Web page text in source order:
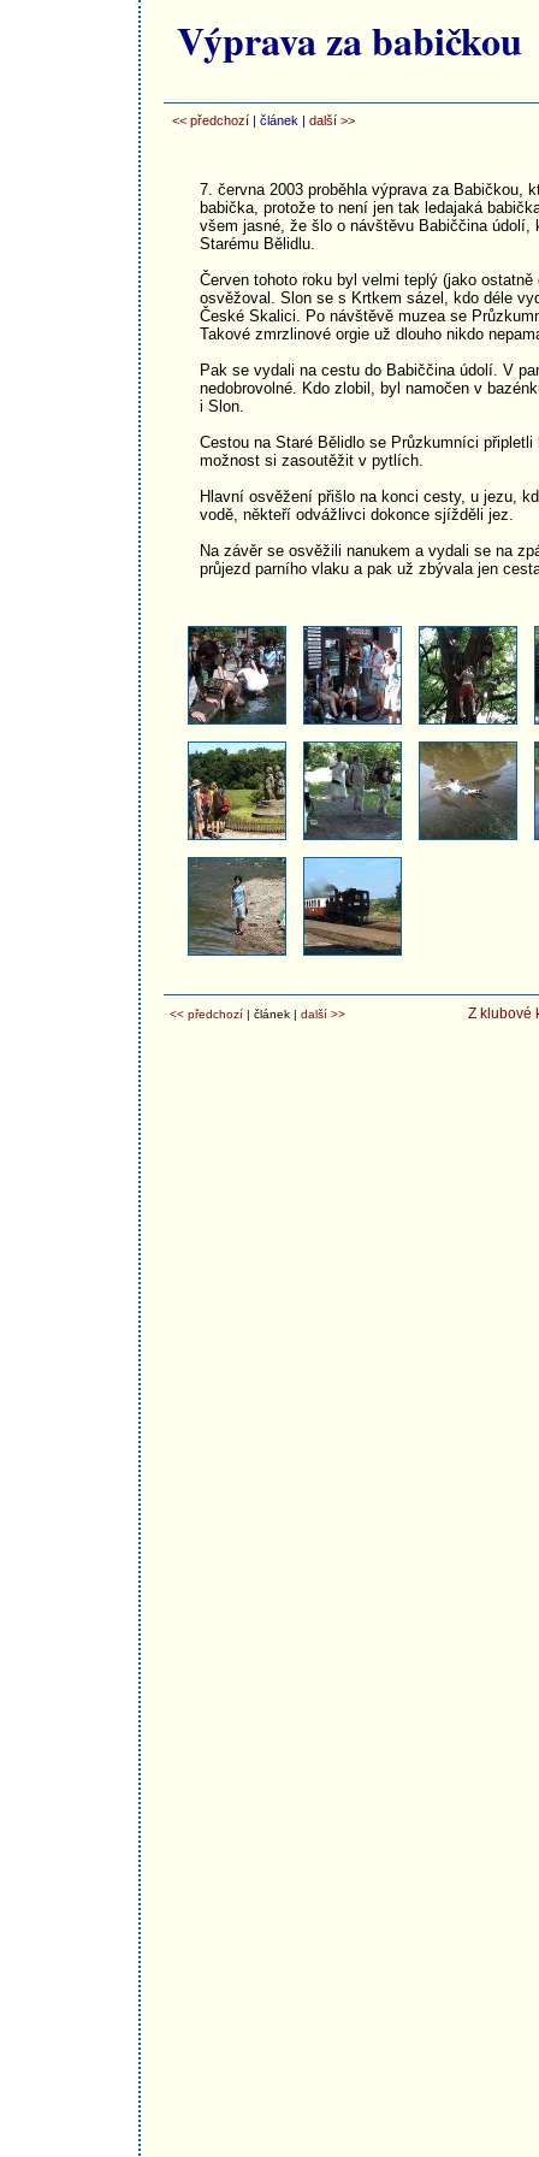
Výprava za babičkou
<< předchozí| článek | další >>
7. června 2003 proběhla výprava za Babičkou,
babička, protože to není jen tak ledajaká
všem jasné, že šlo o návštěvu Babiččina
Starému Bělidlu.
Červen tohoto roku byl velmi teplý (jako
osvěžoval. Slon se s Krtkem sázel, kdo déle
České Skalici. Po návštěvě muzea se
Takové zmrzlinové orgie už dlouho nikdo
Pak se vydali na cestu do Babiččina údolí. V
nedobrovolné. Kdo zlobil, byl namočen v
i Slon.
Cestou na Staré Bělidlo se Průzkumníci
možnost si zasoutěžit v pytlích.
Hlavní osvěžení přišlo na konci cesty, u jezu,
vodě, někteří odvážlivci dokonce sjížděli jez.
Na závěr se osvěžili nanukem a vydali se na
průjezd parního vlaku a pak už zbývala jen
<< předchozí | článek | další >> Z klubové